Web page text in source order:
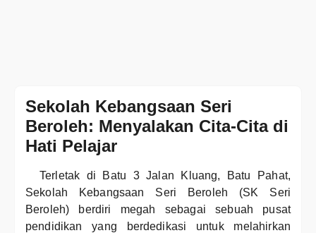
Sekolah Kebangsaan Seri
Beroleh: Menyalakan Cita-Cita di
Hati Pelajar
Terletak di Batu 3 Jalan Kluang, Batu Pahat,
Sekolah Kebangsaan Seri Beroleh (SK Seri
Beroleh) berdiri megah sebagai sebuah pusat
pendidikan yang berdedikasi untuk melahirkan